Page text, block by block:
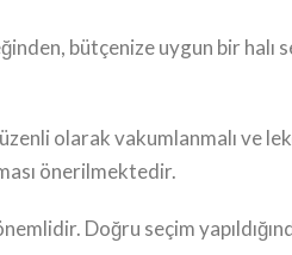
bütçenize uygun bir halı
olarak vakumlanmalı ve
önerilmektedir.
Doğru seçim